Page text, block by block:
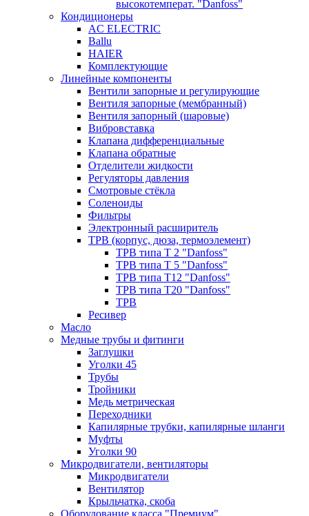
высокотемперат. "Danfoss"
Кондиционеры
AC ELECTRIC
Ballu
HAIER
Комплектующие
Линейные компоненты
Вентили запорные и регулирующие
Вентиля запорные (мембранный)
Вентиля запорный (шаровые)
Вибровставка
Клапана дифференциальные
Клапана обратные
Отделители жидкости
Регуляторы давления
Смотровые стёкла
Соленоиды
Фильтры
Электронный расширитель
ТРВ (корпус, дюза, термоэлемент)
ТРВ типа Т 2 "Danfoss"
ТРВ типа Т 5 "Danfoss"
ТРВ типа Т12 "Danfoss"
ТРВ типа Т20 "Danfoss"
ТРВ
Ресивер
Масло
Медные трубы и фитинги
Заглушки
Уголки 45
Трубы
Тройники
Медь метрическая
Переходники
Капилярные трубки, капилярные шланги
Муфты
Уголки 90
Микродвигатели, вентиляторы
Микродвигатели
Вентилятор
Крыльчатка, скоба
Оборудование класса "Премиум"